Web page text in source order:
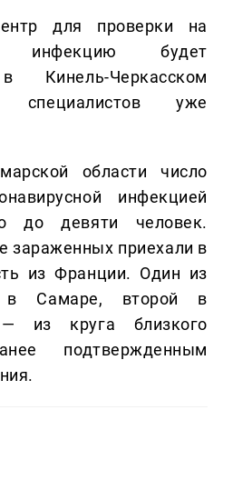
для проверки на
инфекцию будет
Кинель-Черкасском
уже
области число
инфекцией
до девяти человек.
зараженных приехали в
из Франции. Один из
в Самаре, второй в
из круга близкого
подтвержденным